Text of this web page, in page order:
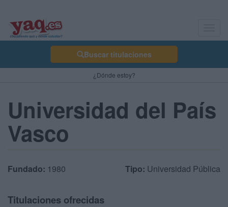
Buscar titulaciones
¿Dónde estoy?
Universidad del País
Vasco
Fundado: 1980 Tipo: Universidad Pública
Titulaciones ofrecidas